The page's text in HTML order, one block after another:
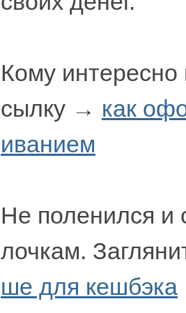
Кому
сылку → как
иванием
Не поленился и
лочкам.
ше для кешбэка